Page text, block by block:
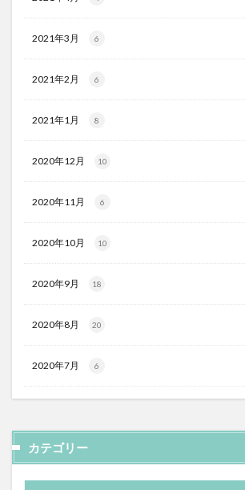
2021年3月 6
2021年2月 6
2021年1月 8
2020年12月 10
2020年11月 6
2020年10月 10
2020年9月 18
2020年8月 20
2020年7月 6
カテゴリー